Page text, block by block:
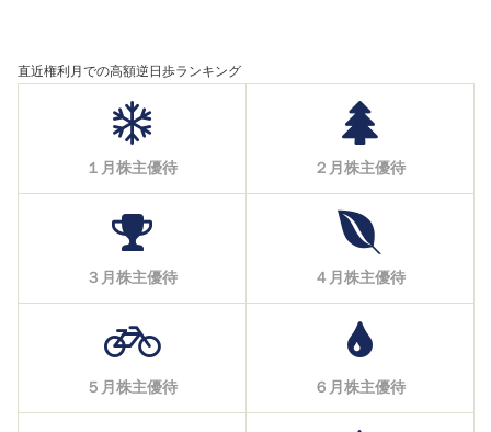
直近権利月での高額逆日歩ランキング
１月株主優待 ２月株主優待
３月株主優待 ４月株主優待
５月株主優待 ６月株主優待